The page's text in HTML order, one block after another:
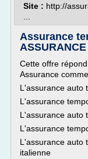
Site : http://
Assurance
Cette offre
Assurance
L'assurance auto
L'assurance
L'assurance auto
L'assurance
L'assurance auto
italienne